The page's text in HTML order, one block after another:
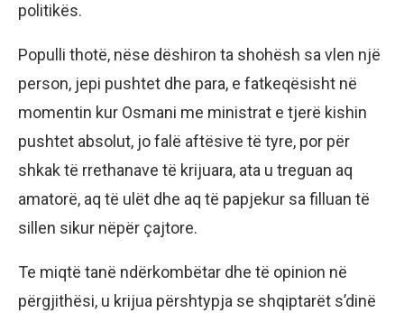
politikës.
Populli thotë, nëse dëshiron ta shohësh sa vlen një
person, jepi pushtet dhe para, e fatkeqësisht në
momentin kur Osmani me ministrat e tjerë kishin
pushtet absolut, jo falë aftësive të tyre, por për
shkak të rrethanave të krijuara, ata u treguan aq
amatorë, aq të ulët dhe aq të papjekur sa filluan të
sillen sikur nëpër çajtore.
Te miqtë tanë ndërkombëtar dhe të opinion në
përgjithësi, u krijua përshtypja se shqiptarët s’dinë